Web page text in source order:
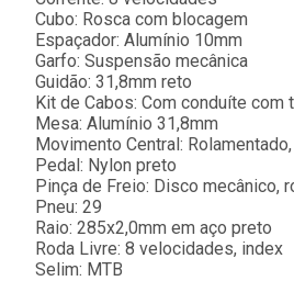
Cubo: Rosca com blocagem
Espaçador: Alumínio 10mm
Garfo: Suspensão mecânica
Guidão: 31,8mm reto
Kit de Cabos: Com conduíte com
Mesa: Alumínio 31,8mm
Movimento Central:
Pedal: Nylon preto
Pinça de Freio: Disco mecânico,
Pneu: 29
Raio: 285x2,0mm em aço preto
Roda Livre: 8 velocidades, index
Selim: MTB